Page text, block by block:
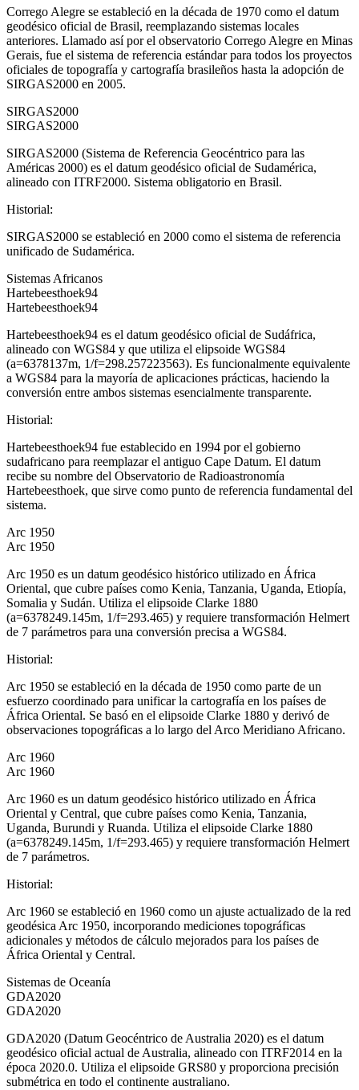
Corrego Alegre se estableció en la década de 1970 como el datum
geodésico oficial de Brasil, reemplazando sistemas locales
anteriores. Llamado así por el observatorio Corrego Alegre en Minas
Gerais, fue el sistema de referencia estándar para todos los proyectos
oficiales de topografía y cartografía brasileños hasta la adopción de
SIRGAS2000 en 2005.
SIRGAS2000
SIRGAS2000
SIRGAS2000 (Sistema de Referencia Geocéntrico para las
Américas 2000) es el datum geodésico oficial de Sudamérica,
alineado con ITRF2000. Sistema obligatorio en Brasil.
Historial:
SIRGAS2000 se estableció en 2000 como el sistema de referencia
unificado de Sudamérica.
Sistemas Africanos
Hartebeesthoek94
Hartebeesthoek94
Hartebeesthoek94 es el datum geodésico oficial de Sudáfrica,
alineado con WGS84 y que utiliza el elipsoide WGS84
(a=6378137m, 1/f=298.257223563). Es funcionalmente equivalente
a WGS84 para la mayoría de aplicaciones prácticas, haciendo la
conversión entre ambos sistemas esencialmente transparente.
Historial:
Hartebeesthoek94 fue establecido en 1994 por el gobierno
sudafricano para reemplazar el antiguo Cape Datum. El datum
recibe su nombre del Observatorio de Radioastronomía
Hartebeesthoek, que sirve como punto de referencia fundamental del
sistema.
Arc 1950
Arc 1950
Arc 1950 es un datum geodésico histórico utilizado en África
Oriental, que cubre países como Kenia, Tanzania, Uganda, Etiopía,
Somalia y Sudán. Utiliza el elipsoide Clarke 1880
(a=6378249.145m, 1/f=293.465) y requiere transformación Helmert
de 7 parámetros para una conversión precisa a WGS84.
Historial:
Arc 1950 se estableció en la década de 1950 como parte de un
esfuerzo coordinado para unificar la cartografía en los países de
África Oriental. Se basó en el elipsoide Clarke 1880 y derivó de
observaciones topográficas a lo largo del Arco Meridiano Africano.
Arc 1960
Arc 1960
Arc 1960 es un datum geodésico histórico utilizado en África
Oriental y Central, que cubre países como Kenia, Tanzania,
Uganda, Burundi y Ruanda. Utiliza el elipsoide Clarke 1880
(a=6378249.145m, 1/f=293.465) y requiere transformación Helmert
de 7 parámetros.
Historial:
Arc 1960 se estableció en 1960 como un ajuste actualizado de la red
geodésica Arc 1950, incorporando mediciones topográficas
adicionales y métodos de cálculo mejorados para los países de
África Oriental y Central.
Sistemas de Oceanía
GDA2020
GDA2020
GDA2020 (Datum Geocéntrico de Australia 2020) es el datum
geodésico oficial actual de Australia, alineado con ITRF2014 en la
época 2020.0. Utiliza el elipsoide GRS80 y proporciona precisión
submétrica en todo el continente australiano.